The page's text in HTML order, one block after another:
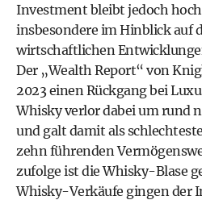
Investment bleibt jedoch
insbesondere im Hinblick auf
wirtschaftlichen
Der „Wealth Report“ von
2023 einen Rückgang bei
Whisky verlor dabei um rund
und galt damit als
zehn führenden
zufolge ist die Whisky-Blase
Whisky-Verkäufe gingen der